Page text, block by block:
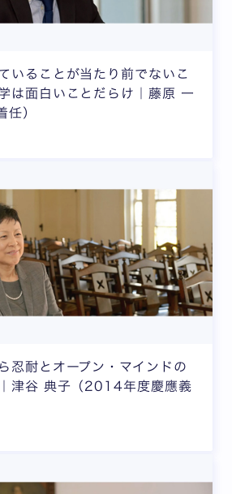
いることが当たり前でないこ
は面白いことだらけ｜藤原 一
）
忍耐とオープン・マインドの
津谷 典子（2014年度慶應義